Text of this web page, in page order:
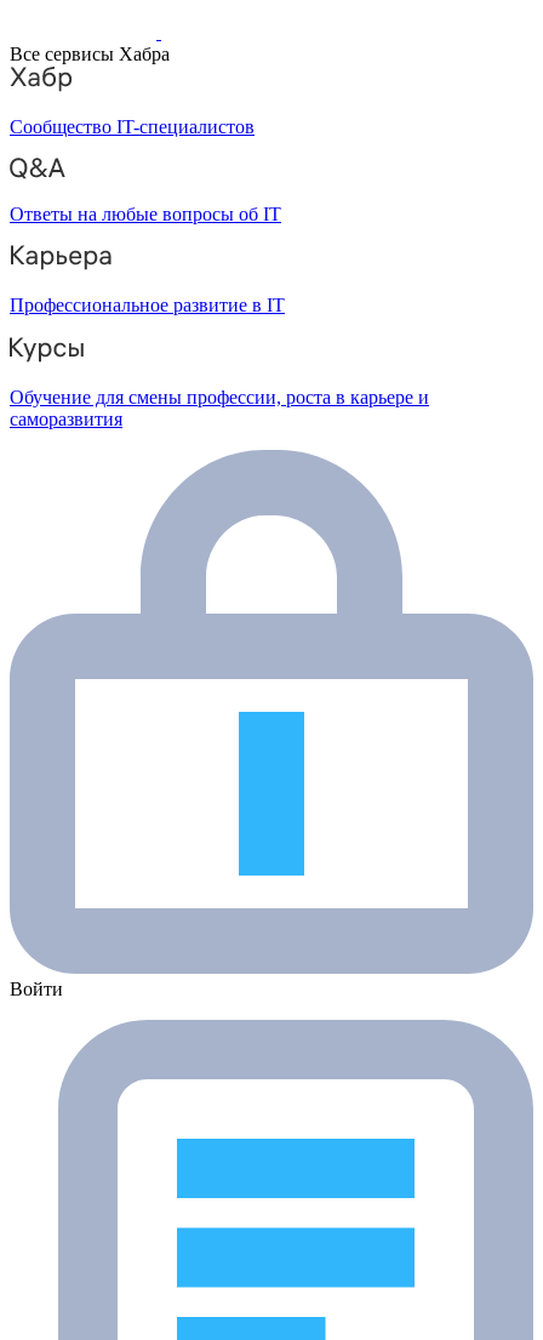
Все сервисы Хабра
Сообщество IT-специалистов
Ответы на любые вопросы об IT
Профессиональное развитие в IT
Обучение для смены профессии, роста в карьере и
саморазвития
Войти